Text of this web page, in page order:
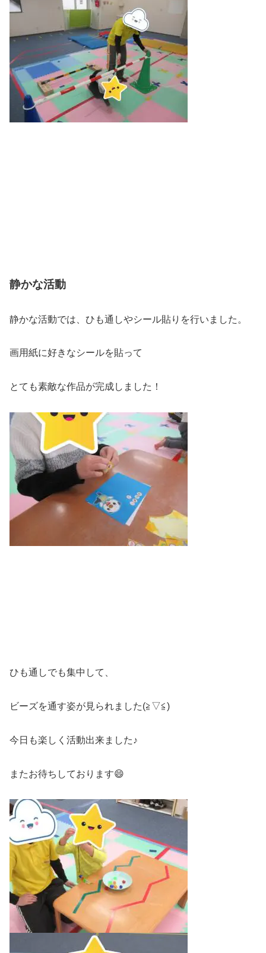
静かな活動
静かな活動では、ひも通しやシール貼りを行いました。
画用紙に好きなシールを貼って
とても素敵な作品が完成しました！
ひも通しでも集中して、
ビーズを通す姿が見られました(≧▽≦)
今日も楽しく活動出来ました♪
またお待ちしております😄